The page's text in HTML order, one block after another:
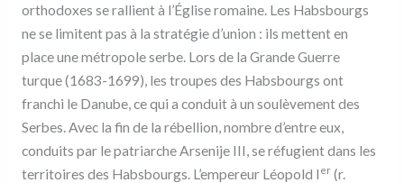
orthodoxes se rallient à l’Église romaine. Les Habsbourgs
ne se limitent pas à la stratégie d’union : ils mettent en
place une métropole serbe. Lors de la Grande Guerre
turque (1683-1699), les troupes des Habsbourgs ont
franchi le Danube, ce qui a conduit à un soulèvement des
Serbes. Avec la fin de la rébellion, nombre d’entre eux,
conduits par le patriarche Arsenije III, se réfugient dans les
territoires des Habsbourgs. L’empereur Léopold I er(r.